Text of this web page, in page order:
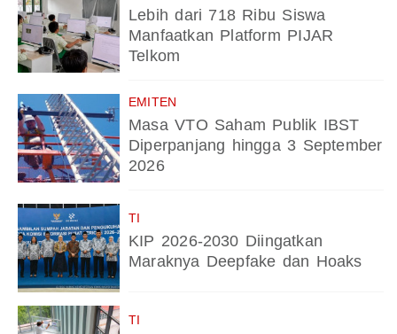
Lebih dari 718 Ribu Siswa
Manfaatkan Platform PIJAR
Telkom
EMITEN
Masa VTO Saham Publik IBST
Diperpanjang hingga 3 September
2026
TI
KIP 2026-2030 Diingatkan
Maraknya Deepfake dan Hoaks
TI